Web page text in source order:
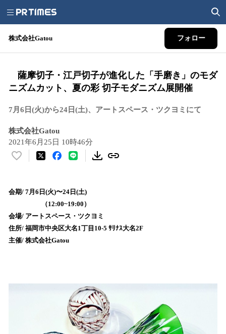
株式会社Gatou フォロー
薩摩切子・江戸切子が進化した「手磨き」のモダ
ニズムカット、夏の彩 切子モダニズム展開催
7月6日(火)から24日(土)、アートスペース・ツクヨミにて
株式会社Gatou
2021年6月25日 10時46分
い
！
を
読
込
会期/ 7月6日(火)〜24日(土)
（12:00~19:00）
会場/ アートスペース・ツクヨミ
住所/ 福岡市中央区大名1丁目10-5 ｻﾘﾅｽ大名2F
主催/ 株式会社Gatou